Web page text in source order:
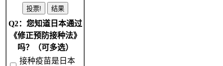
Q2：您知道日本通过
《修正预防接种法》
吗？（可多选）
接种疫苗是日本